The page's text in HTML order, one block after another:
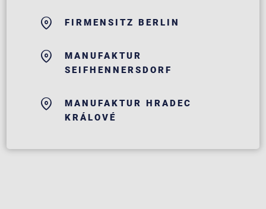
FIRMENSITZ BERLIN
MANUFAKTUR
SEIFHENNERSDORF
MANUFAKTUR HRADEC
KRÁLOVÉ